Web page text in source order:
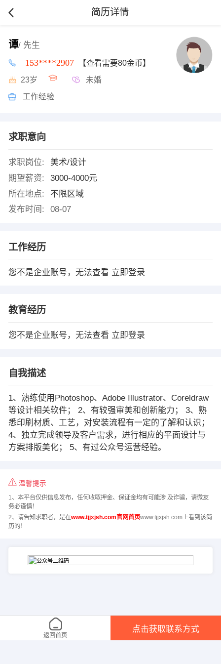
简历详情
谭/ 先生
153****2907 【查看需要80金币】
23岁 未婚
工作经验
求职意向
求职岗位:
美术/设计
期望薪资:
3000-4000元
所在地点:
不限区域
发布时间:
08-07
工作经历
您不是企业账号，无法查看 立即登录
教育经历
您不是企业账号，无法查看 立即登录
自我描述
1、熟练使用Photoshop、Adobe Illustrator、Coreldraw
等设计相关软件； 2、有较强审美和创新能力； 3、熟
悉印刷材质、工艺，对安装流程有一定的了解和认识；
4、独立完成领导及客户需求，进行相应的平面设计与
方案排版美化； 5、有过公众号运营经验。
温馨提示
1、本平台仅供信息发布，任何收取押金、保证金均有可能涉 及诈骗，请微友
务必谨慎！
2、请告知求职者，是在www.tjjxjsh.com官网首页www.tjjxjsh.com上看到该简
历的！
返回首页
点击获取联系方式